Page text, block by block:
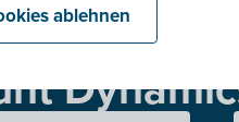
Integration
ablehnen